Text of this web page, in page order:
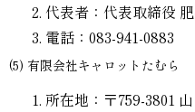
代表者：代表取締役
電話：083-941-0883
(5) 有限会社キャロットたむら
所在地：〒759-3801